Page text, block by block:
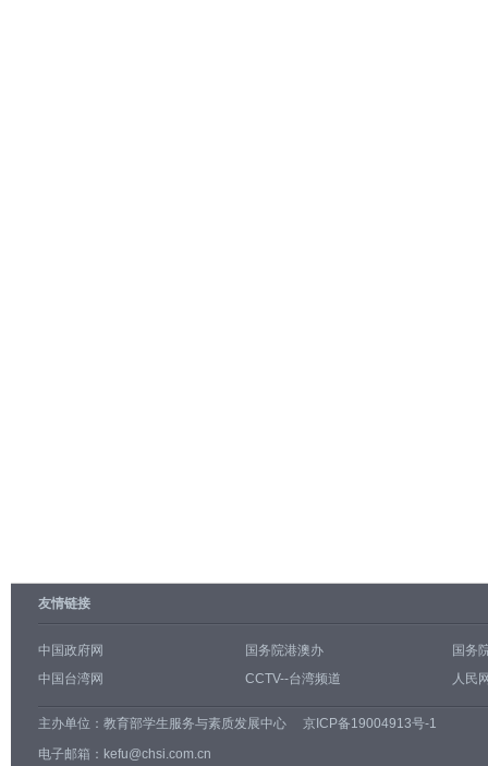
友情链接
中国政府网 国务院港澳办
国务
中国台湾网
CCTV--台湾频道 人民
主办单位： 教育部学生服务与素质发展中心
京ICP备19004913号-1
电子邮箱：kefu@chsi.com.cn